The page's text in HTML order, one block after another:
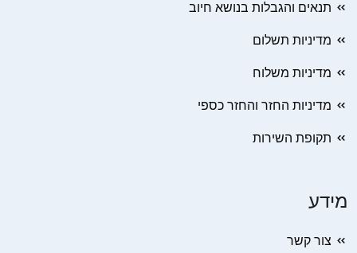
תנאים והגבלות בנושא חיוב
מדיניות תשלום
מדיניות משלוח
מדיניות החזר והחזר כספי
תקופת השירות
מידע
צור קשר